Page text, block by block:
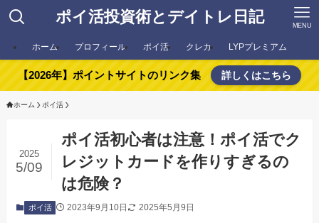
ポイ活投資術とデイトレ日記 MENU
ホーム プロフィール ポイ活 クレカ LYPプレミアム
【2026年】ポイントサイトのリンク集 詳しくはこちら
ホーム ポイ活
ポイ活初心者は注意！ポイ活でク
レジットカードを作りすぎるの
は危険？
2025
5/09
ポイ活 2023年9月10日 2025年5月9日